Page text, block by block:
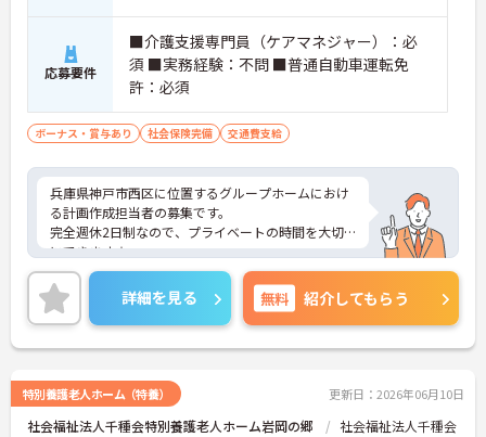
応募要件
■介護支援専門員（ケアマネジャー）：必
須 ■実務経験：不問 ■普通自動車運転免
許：必須
ボーナス・賞与あり 社会保険完備 交通費支給
兵庫県神戸市西区に位置するグループホームにおけ
る計画作成担当者の募集です。
完全週休2日制なので、プライベートの時間を大切
にできます☆
昇給・賞与あり♪ 頑張りがしっかり反映されま
す！
ご興味のある方には、面接対策ポイントなど、さら
に詳細をご案内しますのでお気軽にご相談くださ
い！
詳細を見る 無料 紹介してもらう
特別養護老人ホーム（特養） 更新日：2026年06月10日
社会福祉法人千種会特別養護老人ホーム岩岡の郷 社会福祉法人千種会